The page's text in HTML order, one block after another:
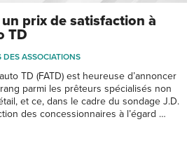
prix de satisfaction à
TD
DES ASSOCIATIONS
TD (FATD) est heureuse d’annoncer
parmi les prêteurs spécialisés non
et ce, dans le cadre du sondage J.D.
des concessionnaires à l’égard …